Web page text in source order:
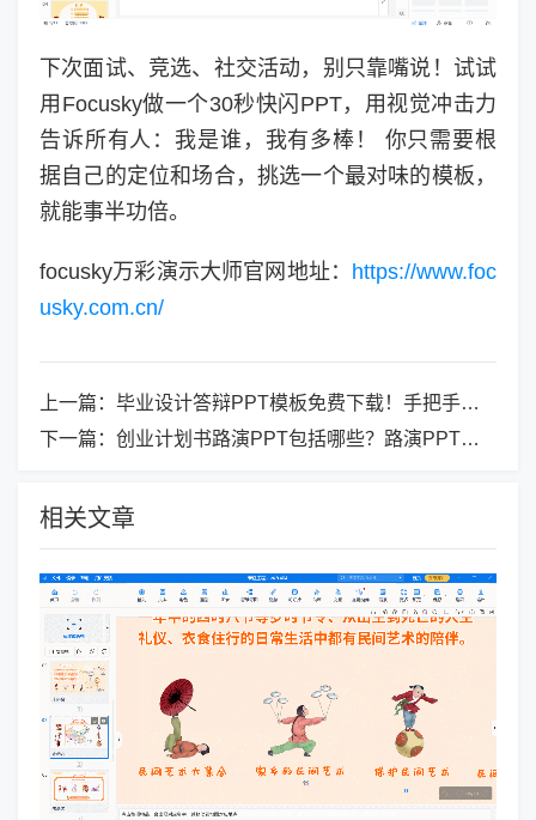
下次面试、竞选、社交活动，别只靠嘴说！试试
用Focusky做一个30秒快闪PPT，用视觉冲击力
告诉所有人：我是谁，我有多棒！ 你只需要根
据自己的定位和场合，挑选一个最对味的模板，
就能事半功倍。
focusky万彩演示大师官网地址： https://www.foc
usky.com.cn/
上一篇： 毕业设计答辩PPT模板免费下载！手把手教你搞定高质量答辩
下一篇： 创业计划书路演PPT包括哪些？路演PPT必备内容与制作攻略
相关文章